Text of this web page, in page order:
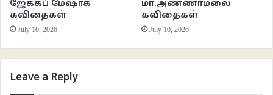
பரணிதரன்
ஜேக்கப் மேஷாக்
கவிதைகள்
July 10, 2026
மா.அண்ணாமலை
கவிதைகள்
July 10, 2026
Leave a Reply